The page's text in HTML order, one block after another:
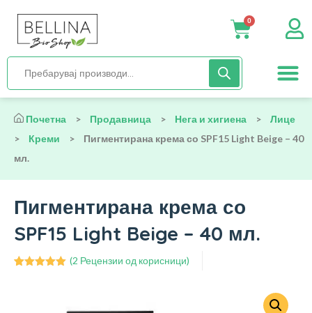
0
Почетна > Продавница > Нега и хигиена >
Лице
>
Креми >
Пигментирана крема со SPF15 Light Beige – 40
мл.
Пигментирана крема со
SPF15 Light Beige – 40 мл.
(2 Рецензии од корисници)